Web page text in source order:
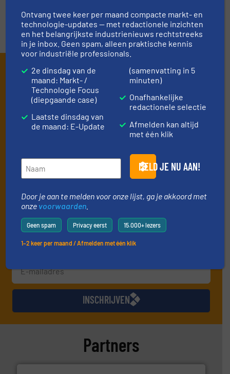
Schrijf je in en ontvang ons
nieuws
Mis, net als 10000+ andere lezers, niets meer
van de (technische) ontwikkelingen binnen
de stortgoed-verwerkende industrie.
Door je aan te melden voor onze lijst, ga je akkoord met
. We versturen maandelijks twee
nieuwsbrieven, de maandelijkse E-Update (iedere laatste
en één E-Product nieuwsbrief (iedere tweede dinsdag van de
maand) die gericht is op een bepaalde technologie.
INSCHRIJVEN
Partners
Ontvang twee keer per maand compacte markt- en
technologie-updates — met redactionele inzichten
en het belangrijkste industrienieuws rechtstreeks
in je inbox. Geen spam, alleen praktische kennis
voor industriële professionals.
2e dinsdag van de
maand: Markt- /
Technologie Focus
(diepgaande case)
Laatste dinsdag van
de maand: E-Update
(samenvatting in 5
minuten)
Onafhankelijke
redactionele selectie
Afmelden kan altijd
met één klik
MELD JE NU AAN!
Door je aan te melden voor onze lijst, ga je akkoord met
onze voorwaarden
Geen spam Privacy eerst 15.000+ lezers
1–2 keer per maand / Afmelden met één klik